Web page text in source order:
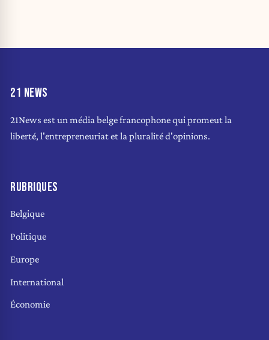
21 NEWS
21News est un média belge francophone qui promeut la
liberté, l'entrepreneuriat et la pluralité d'opinions.
RUBRIQUES
Belgique
Politique
Europe
International
Économie